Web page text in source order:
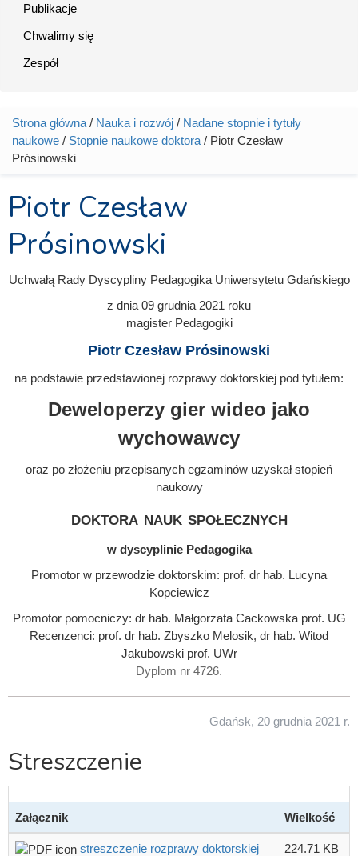
Publikacje
Chwalimy się
Zespół
Jesteś tutaj
Strona główna / Nauka i rozwój / Nadane stopnie i tytuły
naukowe / Stopnie naukowe doktora / Piotr Czesław
Prósinowski
Piotr Czesław
Prósinowski
Uchwałą Rady Dyscypliny Pedagogika Uniwersytetu Gdańskiego
z dnia 09 grudnia 2021 roku
magister Pedagogiki
Piotr Czesław Prósinowski
na podstawie przedstawionej rozprawy doktorskiej pod tytułem:
Deweloperzy gier wideo jako
wychowawcy
oraz po złożeniu przepisanych egzaminów uzyskał stopień
naukowy
doktora nauk społecznych
w dyscyplinie Pedagogika
Promotor w przewodzie doktorskim: prof. dr hab. Lucyna
Kopciewicz
Promotor pomocniczy: dr hab. Małgorzata Cackowska prof. UG
Recenzenci: prof. dr hab. Zbyszko Melosik, dr hab. Witod
Jakubowski prof. UWr
Dyplom nr 4726.
Gdańsk, 20 grudnia 2021 r.
Streszczenie
Załącznik Wielkość
streszczenie rozprawy doktorskiej 224.71 KB